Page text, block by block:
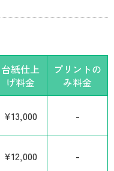
台紙仕上
げ料金
プリントの
み料金
¥13,000 -
¥12,000 -